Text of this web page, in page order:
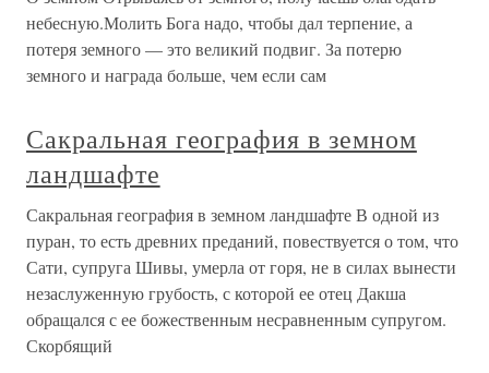
небесную.Молить Бога надо, чтобы дал терпение, а
потеря земного — это великий подвиг. За потерю
земного и награда больше, чем если сам
Сакральная география в земном
ландшафте
Сакральная география в земном ландшафте В одной из
пуран, то есть древних преданий, повествуется о том, что
Сати, супруга Шивы, умерла от горя, не в силах вынести
незаслуженную грубость, с которой ее отец Дакша
обращался с ее божественным несравненным супругом.
Скорбящий